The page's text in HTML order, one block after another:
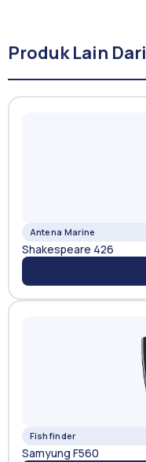
Produk Lain Dari
Antena Marine
Shakespeare 426
Fishfinder
Samyung F560